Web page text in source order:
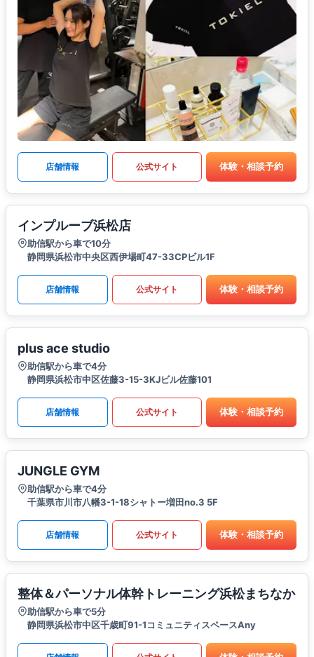
店舗情報 公式サイト 体験・相談予約
インプルーブ浜松店
助信駅から車で10分
静岡県浜松市中央区西伊場町47-33CPビル1F
店舗情報 公式サイト 体験・相談予約
plus ace studio
助信駅から車で4分
静岡県浜松市中区佐藤3-15-3KJビル佐藤101
店舗情報 公式サイト 体験・相談予約
JUNGLE GYM
助信駅から車で4分
千葉県市川市八幡3-1-18シャトー増田no.3 5F
店舗情報 公式サイト 体験・相談予約
整体＆パーソナル体幹トレーニング浜松まちなか
助信駅から車で5分
静岡県浜松市中区千歳町91-1コミュニティスペースAny